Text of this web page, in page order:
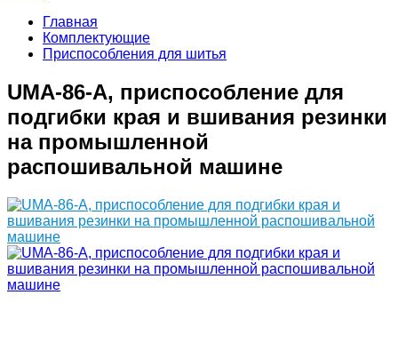
Главная
Комплектующие
Приспособления для шитья
UMA-86-A, приспособление для
подгибки края и вшивания резинки
на промышленной
распошивальной машине